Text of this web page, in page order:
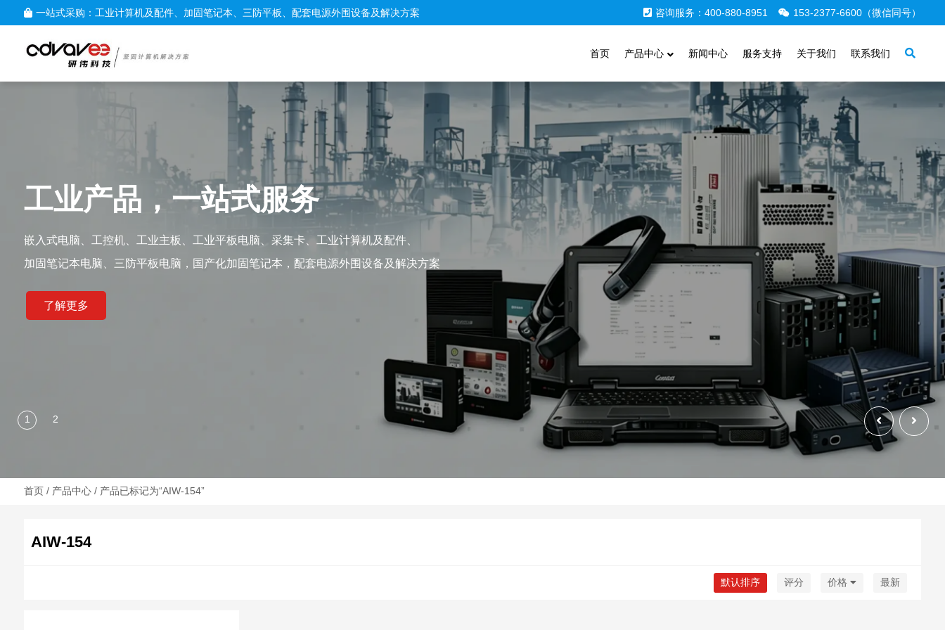
一站式采购：工业计算机及配件、加固笔记本、三防平板、配套电源外围设备及解决方案 咨询服务：400-880-8951 153-2377-6600（微信同号）
首页 产品中心 新闻中心 服务支持 关于我们 联系我们
工业产品，一站式服务
嵌入式电脑、工控机、工业主板、工业平板电脑、采集卡、工业计算机及配件、
加固笔记本电脑、三防平板电脑，国产化加固笔记本，配套电源外围设备及解决方案
了解更多
首页/ 产品中心/ 产品已标记为“AIW-154”
AIW-154
默认排序 评分 价格 最新